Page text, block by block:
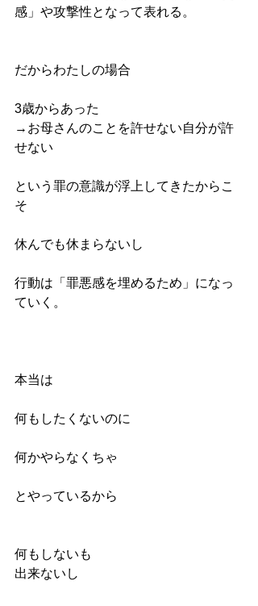
感」や攻撃性となって表れる。
だからわたしの場合
3歳からあった
→お母さんのことを許せない自分が許
せない
という罪の意識が浮上してきたからこ
そ
休んでも休まらないし
行動は「罪悪感を埋めるため」になっ
ていく。
本当は
何もしたくないのに
何かやらなくちゃ
とやっているから
何もしないも
出来ないし